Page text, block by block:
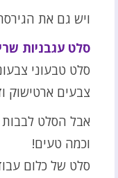
ויש גם את
סלט עגבניות
סלט טבעוני
צבעים ארטישוק
אבל הסלט לבבות
וכמה טעים!
סלט של כלום